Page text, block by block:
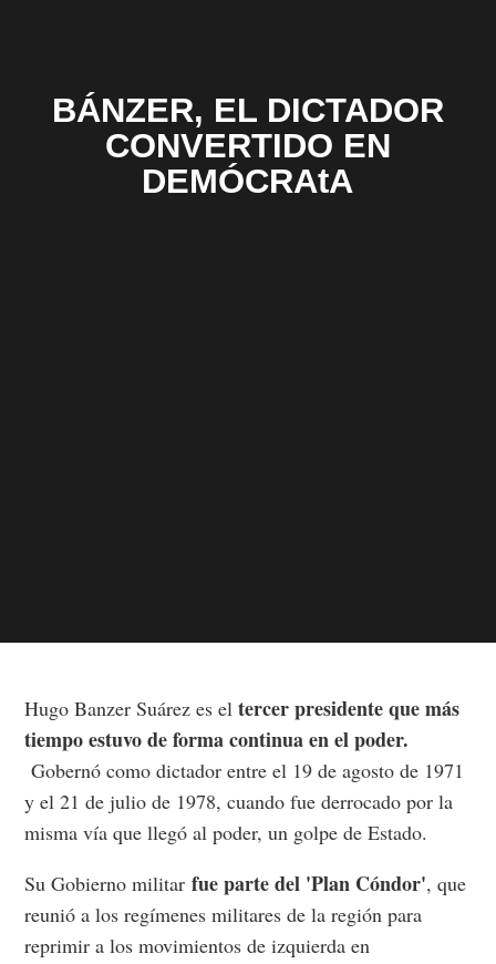
BÁNZER, EL DICTADOR
CONVERTIDO EN
DEMÓCRAtA
Hugo Banzer Suárez es eltercer presidente que más
tiempo estuvo de forma continua en el poder.
Gobernó como dictador entre el 19 de agosto de 1971
y el 21 de julio de 1978, cuando fue derrocado por la
misma vía que llegó al poder, un golpe de Estado.
Su Gobierno militarfue parte del 'Plan Cóndor', que
reunió a los regímenes militares de la región para
reprimir a los movimientos de izquierda en